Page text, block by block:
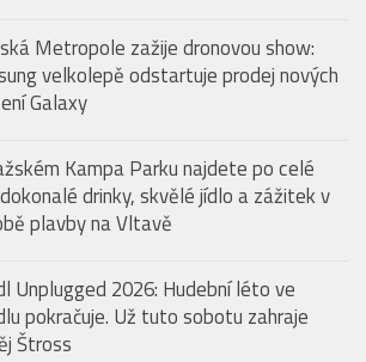
Metropole zažije dronovou show:
velkolepě odstartuje prodej nových
Galaxy
Kampa Parku najdete po celé
drinky, skvělé jídlo a zážitek v
plavby na Vltavě
Unplugged 2026: Hudební léto ve
pokračuje. Už tuto sobotu zahraje
Štross